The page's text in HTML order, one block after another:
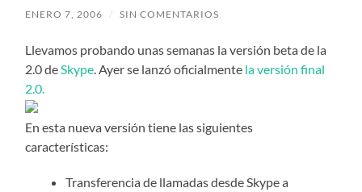
ENERO 7, 2006 / SIN COMENTARIOS
Llevamos probando unas semanas la versión beta de la
2.0 deSkype. Ayer se lanzó oficialmente la versión final
2.0.
En esta nueva versión tiene las siguientes
características:
Transferencia de llamadas desde Skype a